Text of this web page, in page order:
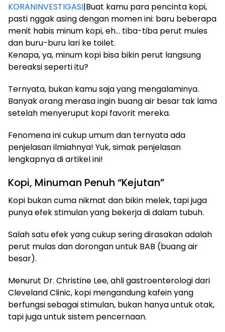
KORANINVESTIGASI|Buat kamu para pencinta kopi,
pasti nggak asing dengan momen ini: baru beberapa
menit habis minum kopi, eh… tiba-tiba perut mules
dan buru-buru lari ke toilet.
Kenapa, ya, minum kopi bisa bikin perut langsung
bereaksi seperti itu?
Ternyata, bukan kamu saja yang mengalaminya.
Banyak orang merasa ingin buang air besar tak lama
setelah menyeruput kopi favorit mereka.
Fenomena ini cukup umum dan ternyata ada
penjelasan ilmiahnya! Yuk, simak penjelasan
lengkapnya di artikel ini!
Kopi, Minuman Penuh “Kejutan”
Kopi bukan cuma nikmat dan bikin melek, tapi juga
punya efek stimulan yang bekerja di dalam tubuh.
Salah satu efek yang cukup sering dirasakan adalah
perut mulas dan dorongan untuk BAB (buang air
besar).
Menurut Dr. Christine Lee, ahli gastroenterologi dari
Cleveland Clinic, kopi mengandung kafein yang
berfungsi sebagai stimulan, bukan hanya untuk otak,
tapi juga untuk sistem pencernaan.